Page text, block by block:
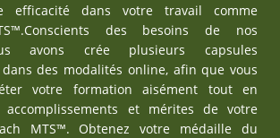
efficacité dans votre travail comme
des besoins de nos
avons crée plusieurs capsules
dans des modalités online, afin que vous
votre formation aisément tout en
accomplissements et mérites de votre
MTS™. Obtenez votre médaille du